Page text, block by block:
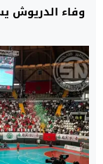
وفاء الدريوش